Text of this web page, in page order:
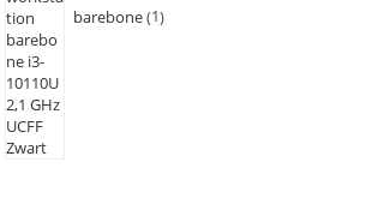
barebone 1